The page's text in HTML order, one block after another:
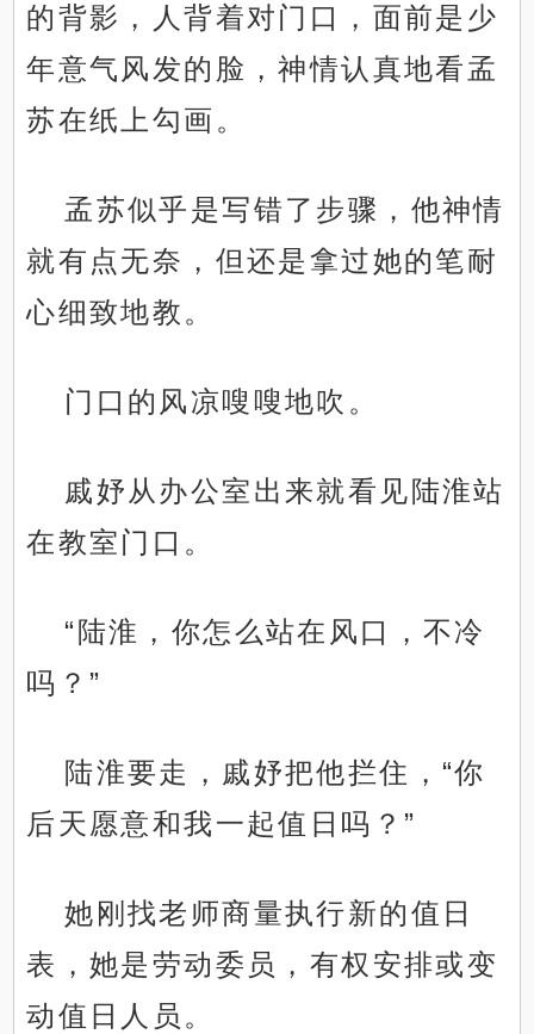
的背影，人背着对门口，面前是少
年意气风发的脸，神情认真地看孟
苏在纸上勾画。
孟苏似乎是写错了步骤，他神情
就有点无奈，但还是拿过她的笔耐
心细致地教。
门口的风凉嗖嗖地吹。
戚妤从办公室出来就看见陆淮站
在教室门口。
“陆淮，你怎么站在风口，不冷
吗？”
陆淮要走，戚妤把他拦住，“你
后天愿意和我一起值日吗？”
她刚找老师商量执行新的值日
表，她是劳动委员，有权安排或变
动值日人员。